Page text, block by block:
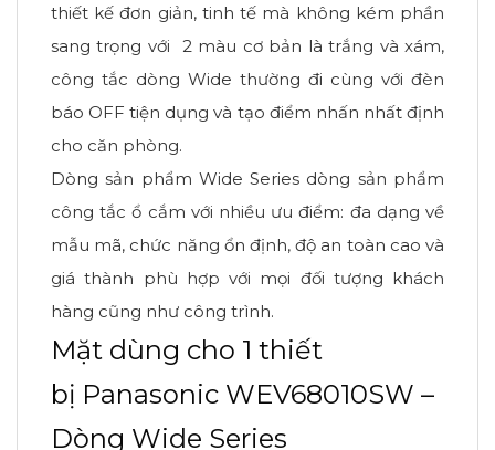
thiết kế đơn giản, tinh tế mà không kém phần
sang trọng với 2 màu cơ bản là trắng và xám,
công tắc dòng Wide thường đi cùng với đèn
báo OFF tiện dụng và tạo điểm nhấn nhất định
cho căn phòng.
Dòng sản phẩm Wide Series dòng sản phẩm
công tắc ổ cắm với nhiều ưu điểm: đa dạng về
mẫu mã, chức năng ổn định, độ an toàn cao và
giá thành phù hợp với mọi đối tượng khách
hàng cũng như công trình.
Mặt dùng cho 1 thiết
bị Panasonic WEV68010SW –
Dòng Wide Series